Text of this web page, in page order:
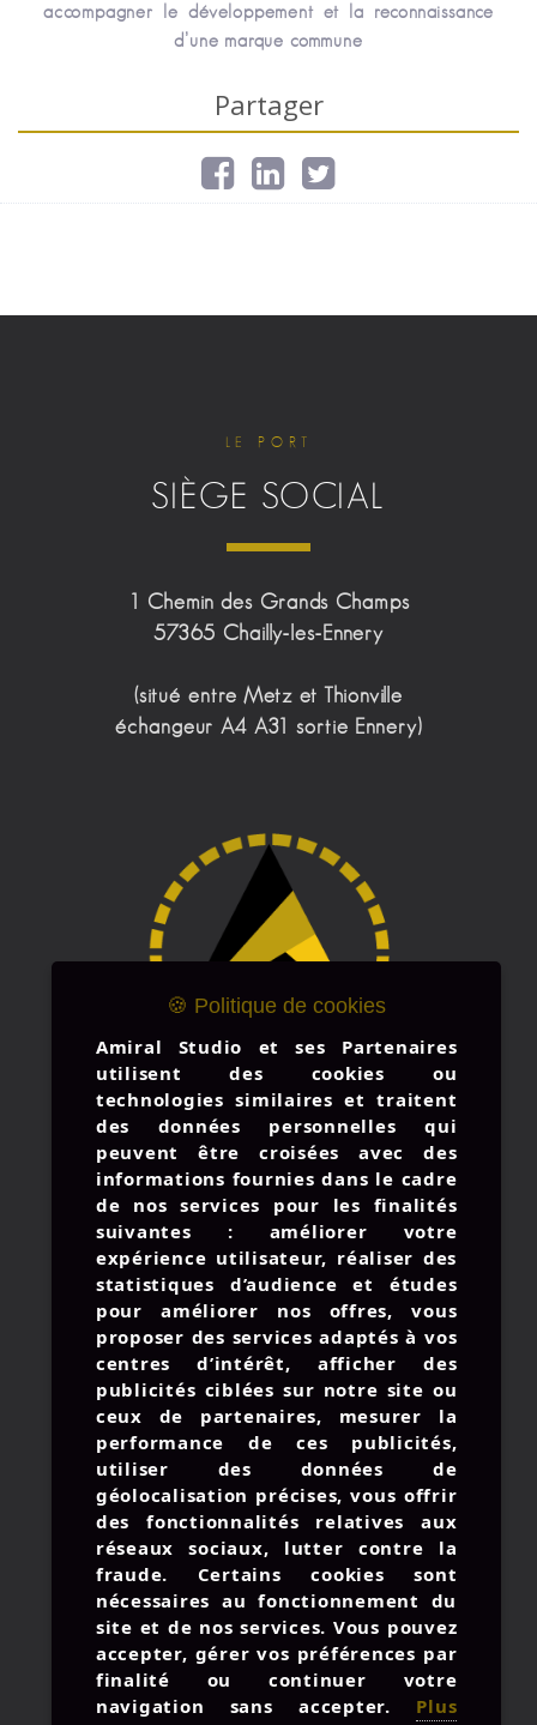
accompagner le développement et la reconnaissance
d’une marque commune
Partager
LE PORT
SIÈGE SOCIAL
1 Chemin des Grands Champs
57365 Chailly-les-Ennery
(situé entre Metz et Thionville
échangeur A4 A31 sortie Ennery)
© 2026 AMIRAL STUDIO - MENTIONS LÉGALES
UNE BOUTEILLE À LA MER
CONTACTEZ-NOUS
: +33 3 57 28 03 81
:contact@amiralstudio.com
: du Lun. au Ven. 9h à 18h
🍪 Politique de cookies
Amiral Studio et ses Partenaires
utilisent des cookies ou
technologies similaires et traitent
des données personnelles qui
peuvent être croisées avec des
informations fournies dans le cadre
de nos services pour les finalités
suivantes : améliorer votre
expérience utilisateur, réaliser des
statistiques d’audience et études
pour améliorer nos offres, vous
proposer des services adaptés à vos
centres d’intérêt, afficher des
publicités ciblées sur notre site ou
ceux de partenaires, mesurer la
performance de ces publicités,
utiliser des données de
géolocalisation précises, vous offrir
des fonctionnalités relatives aux
réseaux sociaux, lutter contre la
fraude. Certains cookies sont
nécessaires au fonctionnement du
site et de nos services. Vous pouvez
accepter, gérer vos préférences par
finalité ou continuer votre
navigation sans accepter. Plus